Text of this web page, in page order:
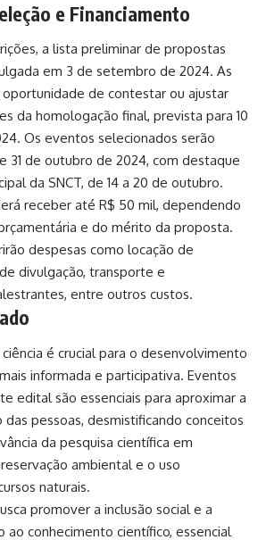
e Financiamento
a lista preliminar de propostas
em 3 de setembro de 2024. As
de contestar ou ajustar
da homologação final, prevista para 10
Os eventos selecionados serão
31 de outubro de 2024, com destaque
da SNCT, de 14 a 20 de outubro.
receber até R$ 50 mil, dependendo
e do mérito da proposta.
despesas como locação de
divulgação, transporte e
entre outros custos.
é crucial para o desenvolvimento
informada e participativa. Eventos
edital são essenciais para aproximar a
das pessoas, desmistificando conceitos
da pesquisa científica em
ambiental e o uso
naturais.
promover a inclusão social e a
ao conhecimento científico, essencial